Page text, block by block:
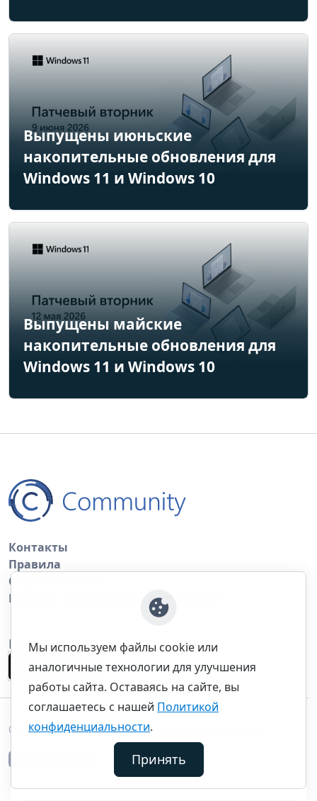
Выпущены июньские
накопительные обновления для
Windows 11 и Windows 10
Выпущены майские
накопительные обновления для
Windows 11 и Windows 10
Контакты
Правила
Обратная связь
Правила копирования материалов
Приложение
©thecommunity.ru 2026. Все права защищены.
Мы используем файлы cookie или
аналогичные технологии для улучшения
работы сайта. Оставаясь на сайте, вы
соглашаетесь с нашей Политикой
конфиденциальности.
Принять